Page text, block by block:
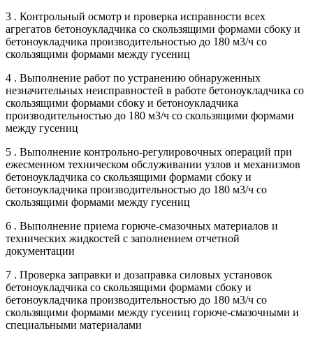
3 . Контрольный осмотр и проверка исправности всех
агрегатов бетоноукладчика со скользящими формами сбоку и
бетоноукладчика производительностью до 180 м3/ч со
скользящими формами между гусениц
4 . Выполнение работ по устранению обнаруженных
незначительных неисправностей в работе бетоноукладчика со
скользящими формами сбоку и бетоноукладчика
производительностью до 180 м3/ч со скользящими формами
между гусениц
5 . Выполнение контрольно-регулировочных операций при
ежесменном техническом обслуживании узлов и механизмов
бетоноукладчика со скользящими формами сбоку и
бетоноукладчика производительностью до 180 м3/ч со
скользящими формами между гусениц
6 . Выполнение приема горюче-смазочных материалов и
технических жидкостей с заполнением отчетной
документации
7 . Проверка заправки и дозаправка силовых установок
бетоноукладчика со скользящими формами сбоку и
бетоноукладчика производительностью до 180 м3/ч со
скользящими формами между гусениц горюче-смазочными и
специальными материалами